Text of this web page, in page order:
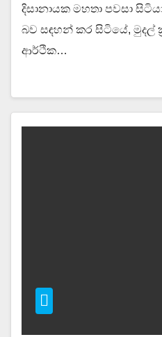
දිසානායක මහතා පවසා
බව සඳහන් කර සිටියේ, මුදල්
ආර්ථික…